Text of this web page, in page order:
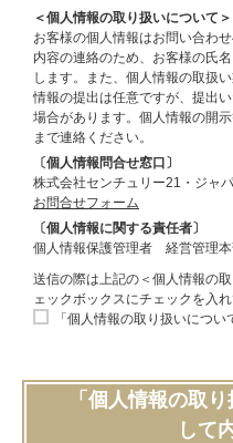
＜個人情報の取り扱いについて＞
お客様の個人情報はお問い合わ
内容の連絡のため、お客様の氏
します。また、個人情報の取扱
情報の提出は任意ですが、提出
場合があります。個人情報の開
まで連絡ください。
〔個人情報問合せ窓口〕
株式会社センチュリー21・ジャ
お問合せフォーム
〔個人情報に関する責任者〕
個人情報保護管理者 経営管理本
送信の際は上記の＜個人情報の
ェックボックスにチェックを入れ
「個人情報の取り扱いについ
「個人情報の取
して